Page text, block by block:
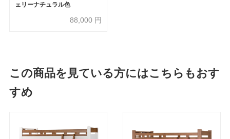
ェリーナチュラル色
88,000 円
この商品を見ている方にはこちらもおす
すめ